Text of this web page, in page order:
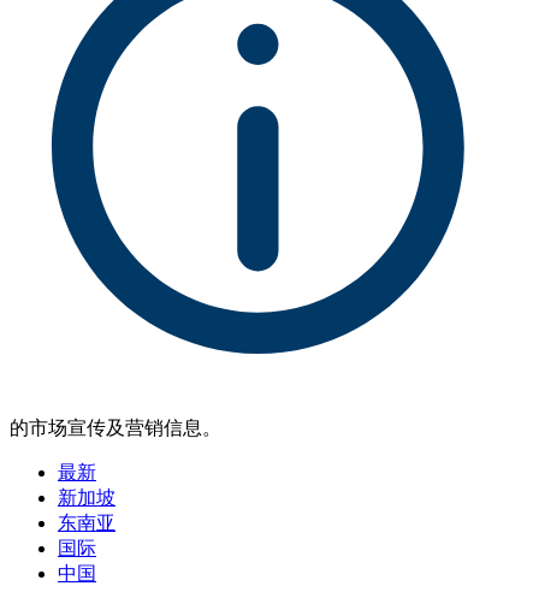
的市场宣传及营销信息。
最新
新加坡
东南亚
国际
中国